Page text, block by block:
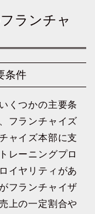
ランチャ
条件
くつかの主要条
フランチャイズ
ャイズ本部に支
レーニングプロ
イヤリティがあ
フランチャイザ
上の一定割合や